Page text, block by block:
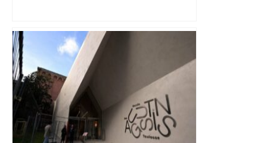
Bilan du marché du logement neuf :
une lueur d'espoir pour l'immobilier à
Toulouse ? – Actu.fr